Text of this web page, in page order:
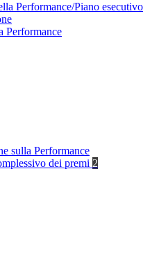
Performance/Piano esecutivo
Performance
sulla Performance
dei premi 2